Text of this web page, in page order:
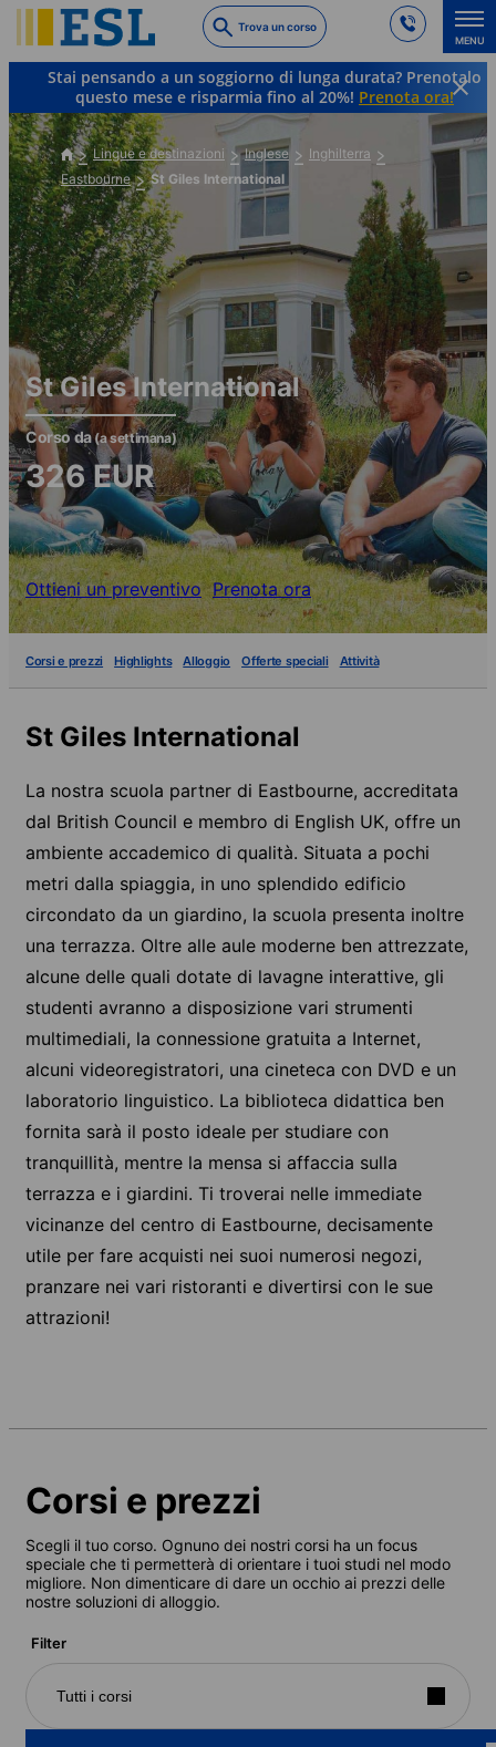
to
main
content
Trova un corso
MENU
Stai pensando a un soggiorno di lunga durata? Prenotalo
questo mese e risparmia fino al 20%! Prenota ora!
Lingue e destinazioni Inglese
Inghilterra
Eastbourne
St Giles International
St Giles International
Corso da(a settimana)
326EUR
Ottieni un preventivo Prenota ora
Corsi e prezzi Highlights Alloggio Offerte speciali Attività
St Giles International
La nostra scuola partner di Eastbourne, accreditata
dal British Council e membro di English UK, offre un
ambiente accademico di qualità. Situata a pochi
metri dalla spiaggia, in uno splendido edificio
circondato da un giardino, la scuola presenta inoltre
una terrazza. Oltre alle aule moderne ben attrezzate,
alcune delle quali dotate di lavagne interattive, gli
studenti avranno a disposizione vari strumenti
multimediali, la connessione gratuita a Internet,
alcuni videoregistratori, una cineteca con DVD e un
laboratorio linguistico. La biblioteca didattica ben
fornita sarà il posto ideale per studiare con
tranquillità, mentre la mensa si affaccia sulla
terrazza e i giardini. Ti troverai nelle immediate
vicinanze del centro di Eastbourne, decisamente
utile per fare acquisti nei suoi numerosi negozi,
pranzare nei vari ristoranti e divertirsi con le sue
attrazioni!
Corsi e prezzi
Scegli il tuo corso. Ognuno dei nostri corsi ha un focus
speciale che ti permetterà di orientare i tuoi studi nel modo
migliore. Non dimenticare di dare un occhio ai prezzi delle
nostre soluzioni di alloggio.
Filter
Tutti i corsi